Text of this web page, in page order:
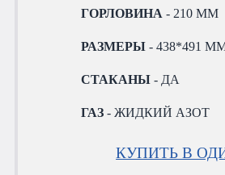
ГОРЛОВИНА - 210 ММ
РАЗМЕРЫ - 438*491
СТАКАНЫ - ДА
ГАЗ - ЖИДКИЙ АЗОТ
КУПИТЬ В